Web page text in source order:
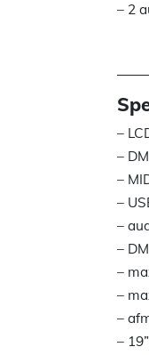
– 2
–
–
–
–
–
–
–
–
–
–